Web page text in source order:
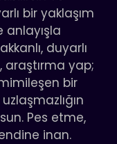
bir yaklaşım
anlayışla
duyarlı
araştırma yap;
bir
Pes etme,
inan.